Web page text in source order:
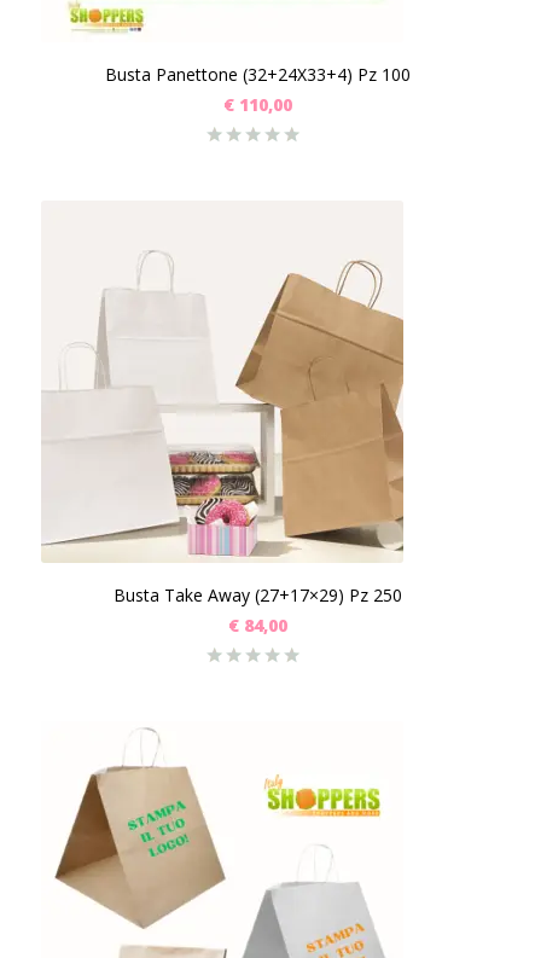
Busta Panettone (32+24X33+4) Pz 100
€ 110,00
Busta Take Away (27+17×29) Pz 250
€ 84,00